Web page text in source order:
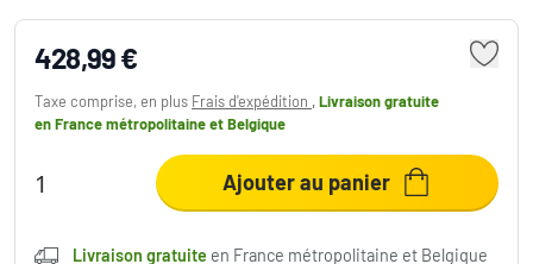
428,99 €
Taxe comprise, en plus Frais d'expédition ,Livraison gratuite
en France métropolitaine et Belgique
Ajouter au panier
Livraison gratuite en France métropolitaine et Belgique